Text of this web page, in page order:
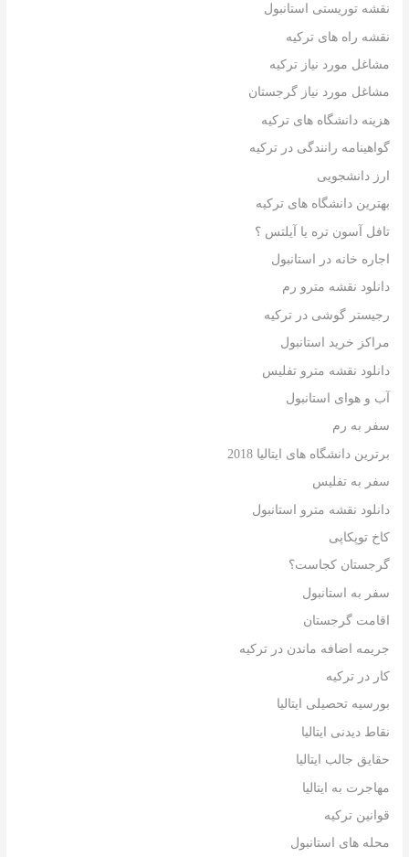
نقشه توریستی استانبول
نقشه راه های ترکیه
مشاغل مورد نیاز ترکیه
مشاغل مورد نیاز گرجستان
هزینه دانشگاه های ترکیه
گواهینامه رانندگی در ترکیه
ارز دانشجویی
بهترین دانشگاه های ترکیه
تافل آسون تره یا آیلتس ؟
اجاره خانه در استانبول
دانلود نقشه مترو رم
رجیستر گوشی در ترکیه
مراکز خرید استانبول
دانلود نقشه مترو تفلیس
آب و هوای استانبول
سفر به رم
برترین دانشگاه های ایتالیا 2018
سفر به تفلیس
دانلود نقشه مترو استانبول
کاخ توپکاپی
گرجستان کجاست؟
سفر به استانبول
اقامت گرجستان
جریمه اضافه ماندن در ترکیه
کار در ترکیه
بورسیه تحصیلی ایتالیا
نقاط دیدنی ایتالیا
حقایق جالب ایتالیا
مهاجرت به ایتالیا
قوانین ترکیه
محله های استانبول